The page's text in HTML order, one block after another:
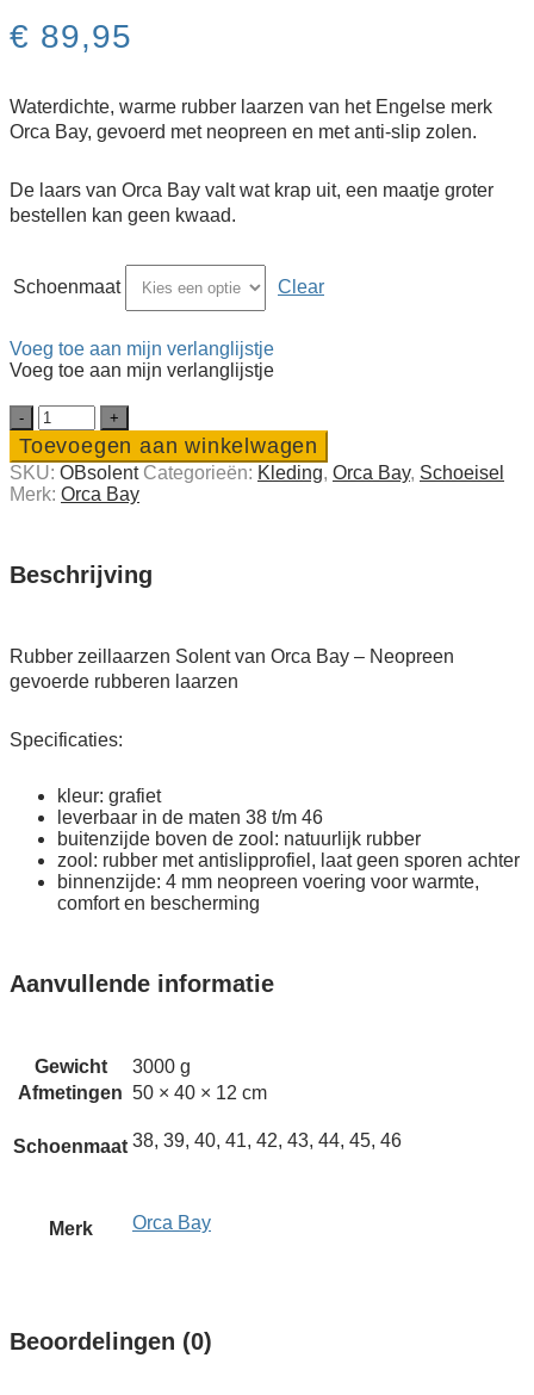
€ 89,95
Waterdichte, warme rubber laarzen van het Engelse merk
Orca Bay, gevoerd met neopreen en met anti-slip zolen.
De laars van Orca Bay valt wat krap uit, een maatje groter
bestellen kan geen kwaad.
Schoenmaat Clear
Voeg toe aan mijn verlanglijstje
Voeg toe aan mijn verlanglijstje
Rubber
zeillaarzen
Solent
van
Orca
Toevoegen aan winkelwagen
SKU: OBsolent Categorieën: Kleding, Orca Bay, Schoeisel
Merk: Orca Bay
Beschrijving
Rubber zeillaarzen Solent van Orca Bay – Neopreen
gevoerde rubberen laarzen
Specificaties:
kleur: grafiet
leverbaar in de maten 38 t/m 46
buitenzijde boven de zool: natuurlijk rubber
zool: rubber met antislipprofiel, laat geen sporen achter
binnenzijde: 4 mm neopreen voering voor warmte,
comfort en bescherming
Aanvullende informatie
Gewicht
3000 g
Afmetingen 50 × 40 × 12 cm
Schoenmaat 38, 39, 40, 41, 42, 43, 44, 45, 46
Merk Orca Bay
Beoordelingen (0)